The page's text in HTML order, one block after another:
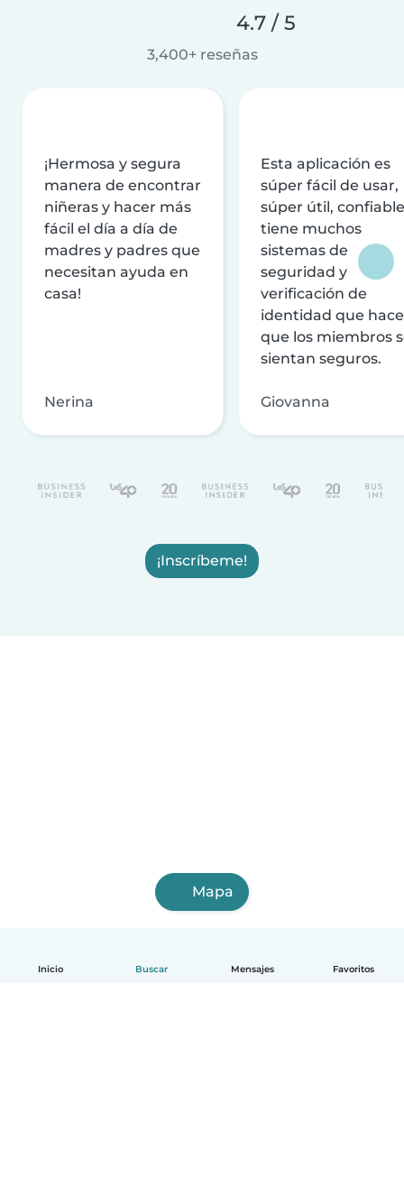
Inicio Buscar Mensajes Favoritos
4.7 / 5
3,400+ reseñas
¡Hermosa y segura
manera de encontrar
niñeras y hacer más
fácil el día a día de
madres y padres que
necesitan ayuda en
casa!
Nerina
Esta aplicación es
súper fácil de usar,
súper útil,
tiene muchos
sistemas de
seguridad y
verificación de
identidad que
que los miembros
sientan seguros.
Giovanna
¡Inscríbeme!
Mapa